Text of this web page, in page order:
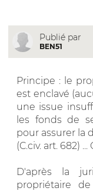
Publié par
BEN51
Principe : le
est enclavé
une issue
les fonds de
pour assurer la
(C.civ. art. 682)
D'après la
propriétaire